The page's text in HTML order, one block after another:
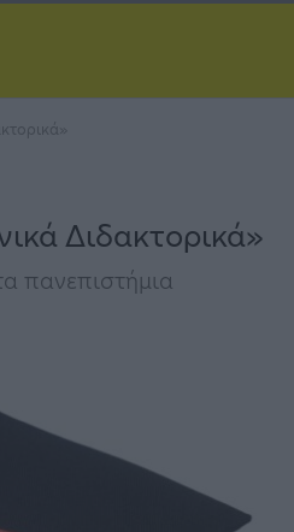
Διδακτορικά»
πανεπιστήμια